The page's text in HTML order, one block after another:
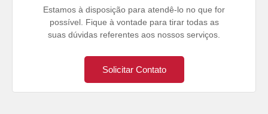
Estamos à disposição para atendê-lo no que for
possível. Fique à vontade para tirar todas as
suas dúvidas referentes aos nossos serviços.
Solicitar Contato